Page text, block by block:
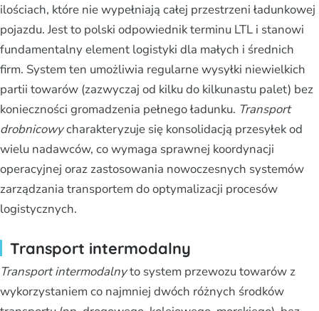
ilościach, które nie wypełniają całej przestrzeni ładunkowej
pojazdu. Jest to polski odpowiednik terminu LTL i stanowi
fundamentalny element logistyki dla małych i średnich
firm. System ten umożliwia regularne wysyłki niewielkich
partii towarów (zazwyczaj od kilku do kilkunastu palet) bez
konieczności gromadzenia pełnego ładunku. Transport
drobnicowycharakteryzuje się konsolidacją przesyłek od
wielu nadawców, co wymaga sprawnej koordynacji
operacyjnej oraz zastosowania nowoczesnych systemów
zarządzania transportem do optymalizacji procesów
logistycznych.
Transport intermodalny
Transport intermodalnyto system przewozu towarów z
wykorzystaniem co najmniej dwóch różnych środków